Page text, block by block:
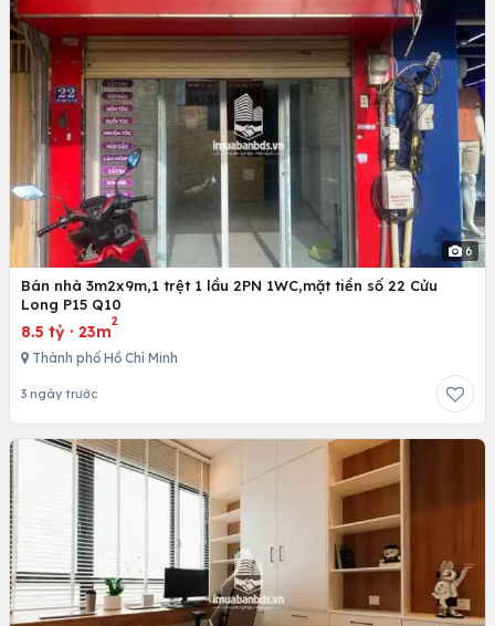
6
Bán nhà 3m2x9m,1 trệt 1 lầu 2PN 1WC,mặt tiền số 22 Cửu
Long P15 Q10
8.5 tỷ · 23m
2
Thành phố Hồ Chí Minh
3 ngày trước